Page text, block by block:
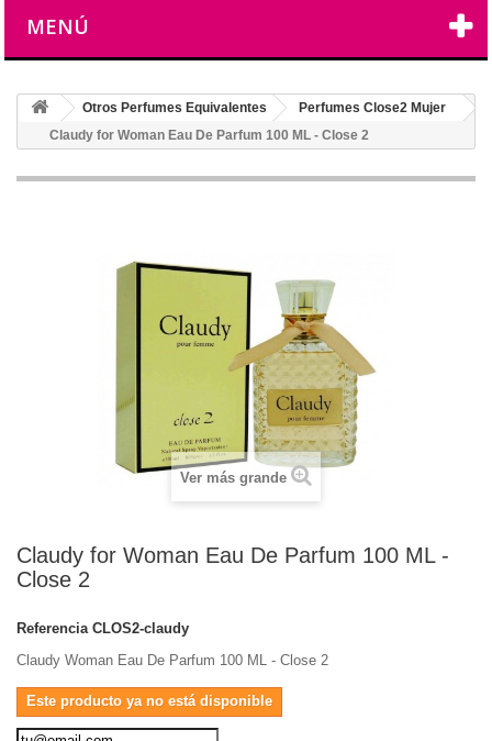
MENÚ
Otros Perfumes Equivalentes
Perfumes Close2 Mujer
Claudy for Woman Eau De Parfum 100 ML - Close 2
Ver más grande
Claudy for Woman Eau De Parfum 100 ML -
Close 2
Referencia CLOS2-claudy
Claudy Woman Eau De Parfum 100 ML - Close 2
Este producto ya no está disponible